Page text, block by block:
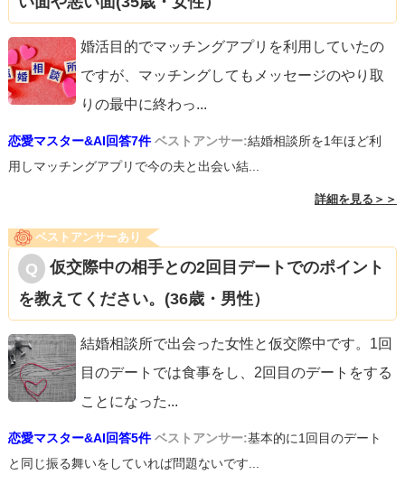
婚活目的でマッチングアプリを利用していたの
ですが、マッチングしてもメッセージのやり取
りの最中に終わっ...
恋愛マスター&AI回答7件 ベストアンサー:結婚相談所を1年ほど利
用しマッチングアプリで今の夫と出会い結...
詳細を見る＞＞
ベストアンサーあり
仮交際中の相手との2回目デートでのポイント
を教えてください。(36歳・男性）
結婚相談所で出会った女性と仮交際中です。1回
目のデートでは食事をし、2回目のデートをする
ことになった...
恋愛マスター&AI回答5件 ベストアンサー:基本的に1回目のデート
と同じ振る舞いをしていれば問題ないです...